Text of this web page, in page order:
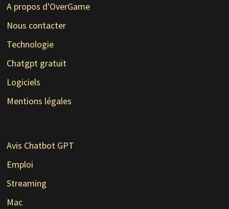
A propos d'OverGame
Nous contacter
Technologie
Chatgpt gratuit
Logiciels
Mentions légales
Avis Chatbot GPT
Emploi
Streaming
Mac